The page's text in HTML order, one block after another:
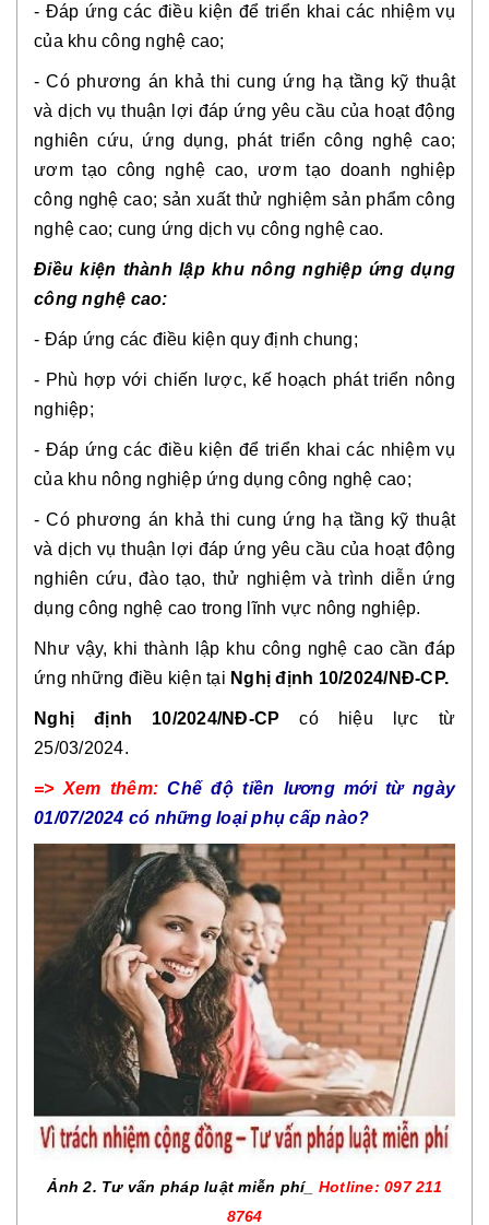
- Đáp ứng các điều kiện để triển khai các nhiệm vụ
của khu công nghệ cao;
- Có phương án khả thi cung ứng hạ tầng kỹ thuật
và dịch vụ thuận lợi đáp ứng yêu cầu của hoạt động
nghiên cứu, ứng dụng, phát triển công nghệ cao;
ươm tạo công nghệ cao, ươm tạo doanh nghiệp
công nghệ cao; sản xuất thử nghiệm sản phẩm công
nghệ cao; cung ứng dịch vụ công nghệ cao.
Điều kiện thành lập khu nông nghiệp ứng dụng
công nghệ cao:
- Đáp ứng các điều kiện quy định chung;
- Phù hợp với chiến lược, kế hoạch phát triển nông
nghiệp;
- Đáp ứng các điều kiện để triển khai các nhiệm vụ
của khu nông nghiệp ứng dụng công nghệ cao;
- Có phương án khả thi cung ứng hạ tầng kỹ thuật
và dịch vụ thuận lợi đáp ứng yêu cầu của hoạt động
nghiên cứu, đào tạo, thử nghiệm và trình diễn ứng
dụng công nghệ cao trong lĩnh vực nông nghiệp.
Như vậy, khi thành lập khu công nghệ cao cần đáp
ứng những điều kiện tại Nghị định 10/2024/NĐ-CP.
Nghị định 10/2024/NĐ-CP có hiệu lực từ
25/03/2024.
=> Xem thêm:Chế độ tiền lương mới từ ngày
01/07/2024 có những loại phụ cấp nào?
Ảnh 2. Tư vấn pháp luật miễn phí_ Hotline: 097 211
8764